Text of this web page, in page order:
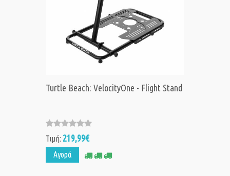
Turtle Beach: VelocityOne - Flight Stand
Τιμή: 219,99€
Αγορά